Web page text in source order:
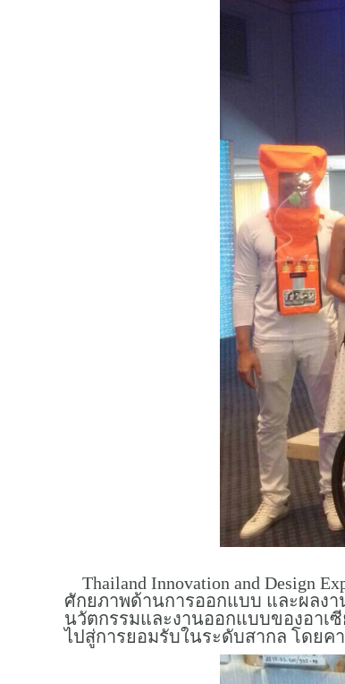
Thailand Innovation and Design
ศักยภาพด้านการออกแบบ และผลง
นวัตกรรมและงานออกแบบของอาเ
ไปสู่การยอมรับในระดับสากล โดยค